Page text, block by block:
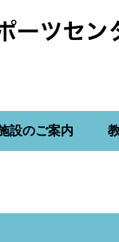
設のご案内